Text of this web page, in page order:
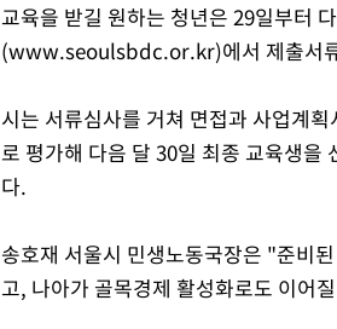
교육을 받길 원하는 청년은 29일부터
(www.seoulsbdc.or.kr)에서 제출서
시는 서류심사를 거쳐 면접과 사업계
로 평가해 다음 달 30일 최종 교육생을
다.
송호재 서울시 민생노동국장은 "준비
고, 나아가 골목경제 활성화로도 이어